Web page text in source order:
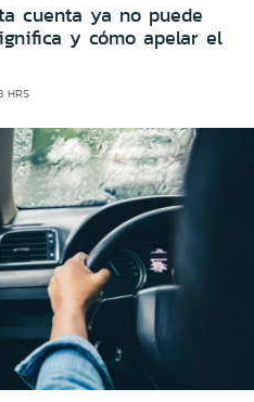
cuenta ya no puede
y cómo apelar el
HRS